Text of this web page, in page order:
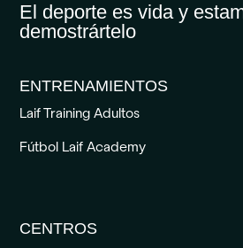
El deporte es vida y
demostrártelo
ENTRENAMIENTOS
Laif Training Adultos
Fútbol Laif Academy
CENTROS